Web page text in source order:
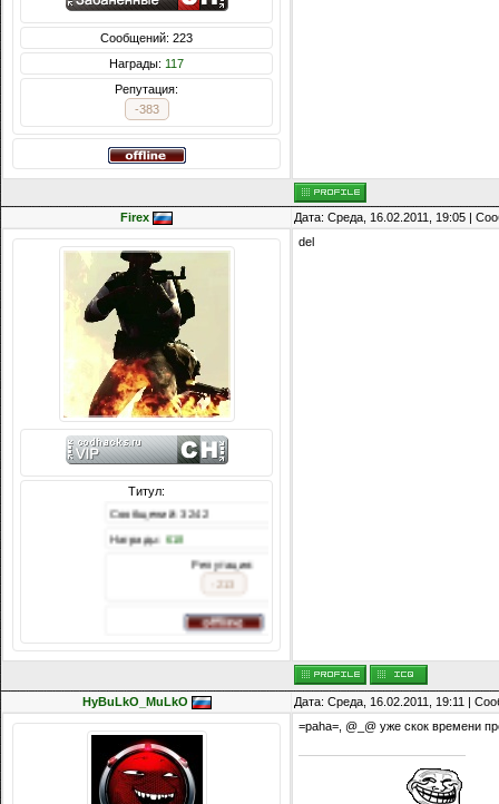
Сообщений: 223
Награды: 117
Репутация:
-383
Firex Дата: Среда, 16.02.2011, 19:05 |
Титул:
del
HyBuLkO_MuLkO Дата: Среда, 16.02.2011, 19:11 |
=paha=, @_@ уже скок времени